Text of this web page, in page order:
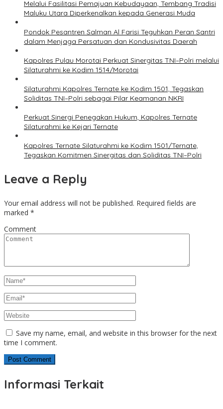
Melalui Fasilitasi Pemajuan Kebudayaan, Tembang Tradisi
Maluku Utara Diperkenalkan kepada Generasi Muda
Pondok Pesantren Salman Al Farisi Teguhkan Peran Santri
dalam Menjaga Persatuan dan Kondusivitas Daerah
Kapolres Pulau Morotai Perkuat Sinergitas TNI–Polri melalui
Silaturahmi ke Kodim 1514/Morotai
Silaturahmi Kapolres Ternate ke Kodim 1501, Tegaskan
Soliditas TNI–Polri sebagai Pilar Keamanan NKRI
Perkuat Sinergi Penegakan Hukum, Kapolres Ternate
Silaturahmi ke Kejari Ternate
Kapolres Ternate Silaturahmi ke Kodim 1501/Ternate,
Tegaskan Komitmen Sinergitas dan Soliditas TNI–Polri
Leave a Reply
Your email address will not be published. Required fields are
marked *
Comment
Save my name, email, and website in this browser for the next
time I comment.
Informasi Terkait